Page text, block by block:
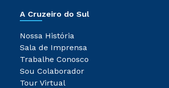
A Cruzeiro do Sul
Nossa História
Sala de Imprensa
Trabalhe Conosco
Sou Colaborador
Tour Virtual